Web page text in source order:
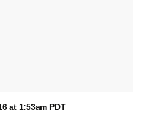
at 1:53am PDT